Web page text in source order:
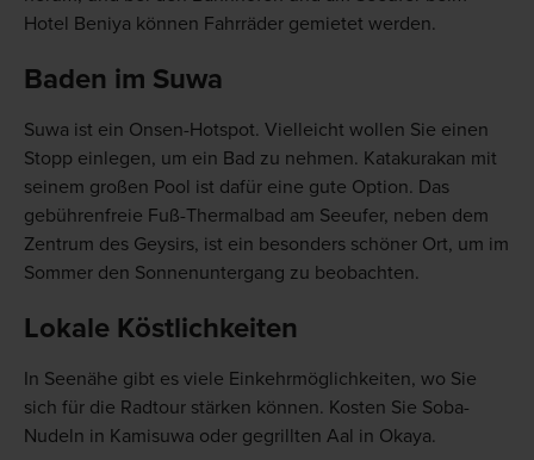
Hotel Beniya können Fahrräder gemietet werden.
Baden im Suwa
Suwa ist ein Onsen-Hotspot. Vielleicht wollen Sie einen
Stopp einlegen, um ein Bad zu nehmen. Katakurakan mit
seinem großen Pool ist dafür eine gute Option. Das
gebührenfreie Fuß-Thermalbad am Seeufer, neben dem
Zentrum des Geysirs, ist ein besonders schöner Ort, um im
Sommer den Sonnenuntergang zu beobachten.
Lokale Köstlichkeiten
In Seenähe gibt es viele Einkehrmöglichkeiten, wo Sie
sich für die Radtour stärken können. Kosten Sie Soba-
Nudeln in Kamisuwa oder gegrillten Aal in Okaya.